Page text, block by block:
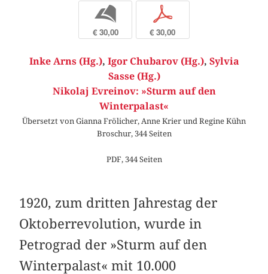
b
€ 30,00
p
€ 30,00
Inke Arns (Hg.), Igor Chubarov (Hg.), Sylvia
Sasse (Hg.)
Nikolaj Evreinov: »Sturm auf den
Winterpalast«
Übersetzt von Gianna Frölicher, Anne Krier und Regine Kühn
Broschur, 344 Seiten
PDF, 344 Seiten
1920, zum dritten Jahrestag der
Oktoberrevolution, wurde in
Petrograd der »Sturm auf den
Winterpalast« mit 10.000